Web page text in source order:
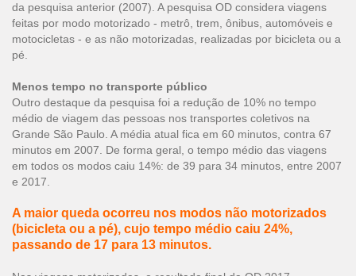
da pesquisa anterior (2007). A pesquisa OD considera viagens
feitas por modo motorizado - metrô, trem, ônibus, automóveis e
motocicletas - e as não motorizadas, realizadas por bicicleta ou a
pé.
Menos tempo no transporte público
Outro destaque da pesquisa foi a redução de 10% no tempo
médio de viagem das pessoas nos transportes coletivos na
Grande São Paulo. A média atual fica em 60 minutos, contra 67
minutos em 2007. De forma geral, o tempo médio das viagens
em todos os modos caiu 14%: de 39 para 34 minutos, entre 2007
e 2017.
A maior queda ocorreu nos modos não motorizados
(bicicleta ou a pé), cujo tempo médio caiu 24%,
passando de 17 para 13 minutos.